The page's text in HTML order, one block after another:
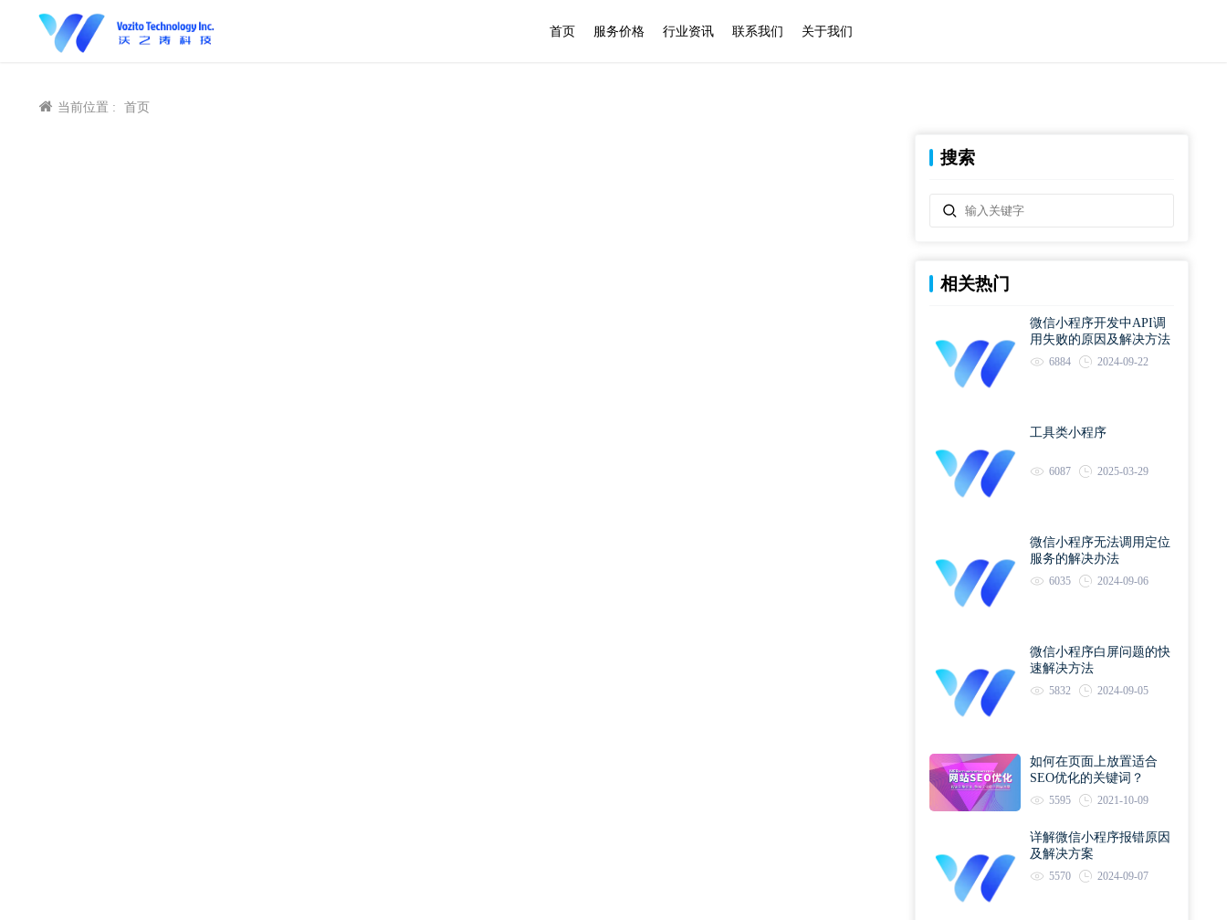
首页 服务价格 行业资讯 联系我们 关于我们
当前位置 : 首页
搜索
相关热门
微信小程序开发中API调
用失败的原因及解决方法
6884 2024-09-22
工具类小程序
6087 2025-03-29
微信小程序无法调用定位
服务的解决办法
6035 2024-09-06
微信小程序白屏问题的快
速解决方法
5832 2024-09-05
如何在页面上放置适合
SEO优化的关键词？
5595 2021-10-09
详解微信小程序报错原因
及解决方案
5570 2024-09-07